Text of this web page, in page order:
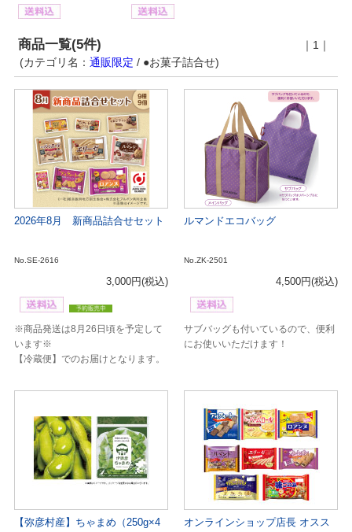
商品一覧(5件)
｜1｜
(カテゴリ名： 通販限定 / ●お菓子詰合せ)
2026年8月 新商品詰合せセット
No.SE-2616
3,000円(税込)
※商品発送は8月26日頃を予定して
います※
【冷蔵便】でのお届けとなります。
ルマンドエコバッグ
No.ZK-2501
4,500円(税込)
サブバッグも付いているので、便利
にお使いいただけます！
【弥彦村産】ちゃまめ（250g×4
オンラインショップ店長 オスス